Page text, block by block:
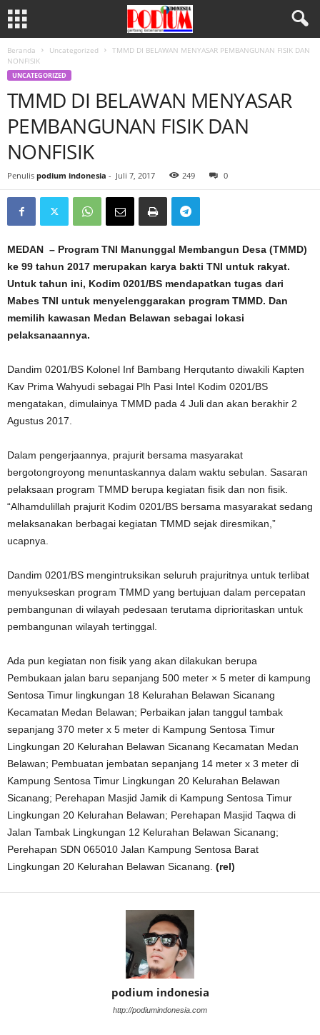
Beranda Uncategorized
TMMD DI BELAWAN MENYASAR PEMBANGUNAN FISIK DAN
NONFISIK
UNCATEGORIZED
TMMD DI BELAWAN MENYASAR
PEMBANGUNAN FISIK DAN
NONFISIK
Penulis podium indonesia - Juli 7, 2017 249 0
MEDAN – Program TNI Manunggal Membangun Desa (TMMD)
ke 99 tahun 2017 merupakan karya bakti TNI untuk rakyat.
Untuk tahun ini, Kodim 0201/BS mendapatkan tugas dari
Mabes TNI untuk menyelenggarakan program TMMD. Dan
memilih kawasan Medan Belawan sebagai lokasi
pelaksanaannya.
Dandim 0201/BS Kolonel Inf Bambang Herqutanto diwakili Kapten
Kav Prima Wahyudi sebagai Plh Pasi Intel Kodim 0201/BS
mengatakan, dimulainya TMMD pada 4 Juli dan akan berakhir 2
Agustus 2017.
Dalam pengerjaannya, prajurit bersama masyarakat
bergotongroyong menuntaskannya dalam waktu sebulan. Sasaran
pelaksaan program TMMD berupa kegiatan fisik dan non fisik.
“Alhamdulillah prajurit Kodim 0201/BS bersama masyarakat sedang
melaksanakan berbagai kegiatan TMMD sejak diresmikan,”
ucapnya.
Dandim 0201/BS mengintruksikan seluruh prajuritnya untuk terlibat
menyukseskan program TMMD yang bertujuan dalam percepatan
pembangunan di wilayah pedesaan terutama diprioritaskan untuk
pembangunan wilayah tertinggal.
Ada pun kegiatan non fisik yang akan dilakukan berupa
Pembukaan jalan baru sepanjang 500 meter × 5 meter di kampung
Sentosa Timur lingkungan 18 Kelurahan Belawan Sicanang
Kecamatan Medan Belawan; Perbaikan jalan tanggul tambak
sepanjang 370 meter x 5 meter di Kampung Sentosa Timur
Lingkungan 20 Kelurahan Belawan Sicanang Kecamatan Medan
Belawan; Pembuatan jembatan sepanjang 14 meter x 3 meter di
Kampung Sentosa Timur Lingkungan 20 Kelurahan Belawan
Sicanang; Perehapan Masjid Jamik di Kampung Sentosa Timur
Lingkungan 20 Kelurahan Belawan; Perehapan Masjid Taqwa di
Jalan Tambak Lingkungan 12 Kelurahan Belawan Sicanang;
Perehapan SDN 065010 Jalan Kampung Sentosa Barat
Lingkungan 20 Kelurahan Belawan Sicanang. (rel)
podium indonesia
http://podiumindonesia.com